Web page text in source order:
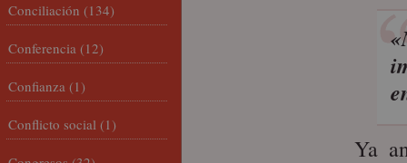
Ya
Conciliación (134)
Conferencia (12)
Confianza (1)
Conflicto social (1)